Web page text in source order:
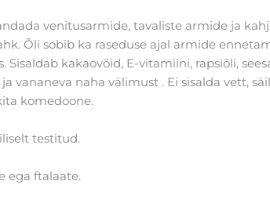
venitusarmide, tavaliste armide ja
Õli sobib ka raseduse ajal armide
Sisaldab kakaovõid, E-vitamiini, rapsiõli,
vananeva naha välimust . Ei sisalda vett,
komedoone.
testitud.
ega ftalaate.